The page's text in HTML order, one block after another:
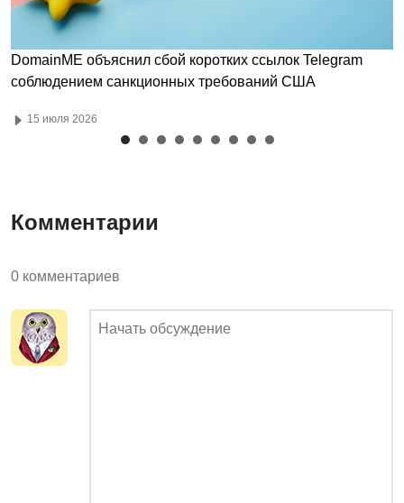
DomainME объяснил сбой коротких ссылок Telegram
соблюдением санкционных требований США
15 июля 2026
Комментарии
0 комментариев